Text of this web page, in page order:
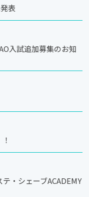
表
入試追加募集のお知
・シェーブACADEMY